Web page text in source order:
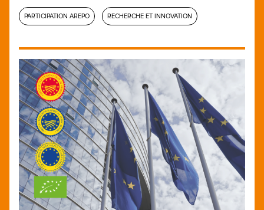
PARTICIPATION AREPO RECHERCHE ET INNOVATION